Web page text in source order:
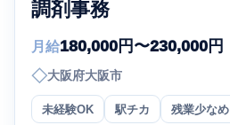
調剤事務
月給180,000円〜230,000円
◇大阪府大阪市
未経験OK 駅チカ 残業少なめ